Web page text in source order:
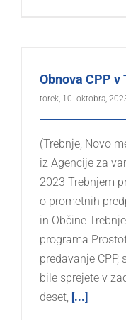
Obnova CPP
torek, 10. oktobra,
(Trebnje, Novo
iz Agencije za
2023 Trebnjem
o prometnih
in Občine
programa
predavanje
bile sprejete v
deset, [...]